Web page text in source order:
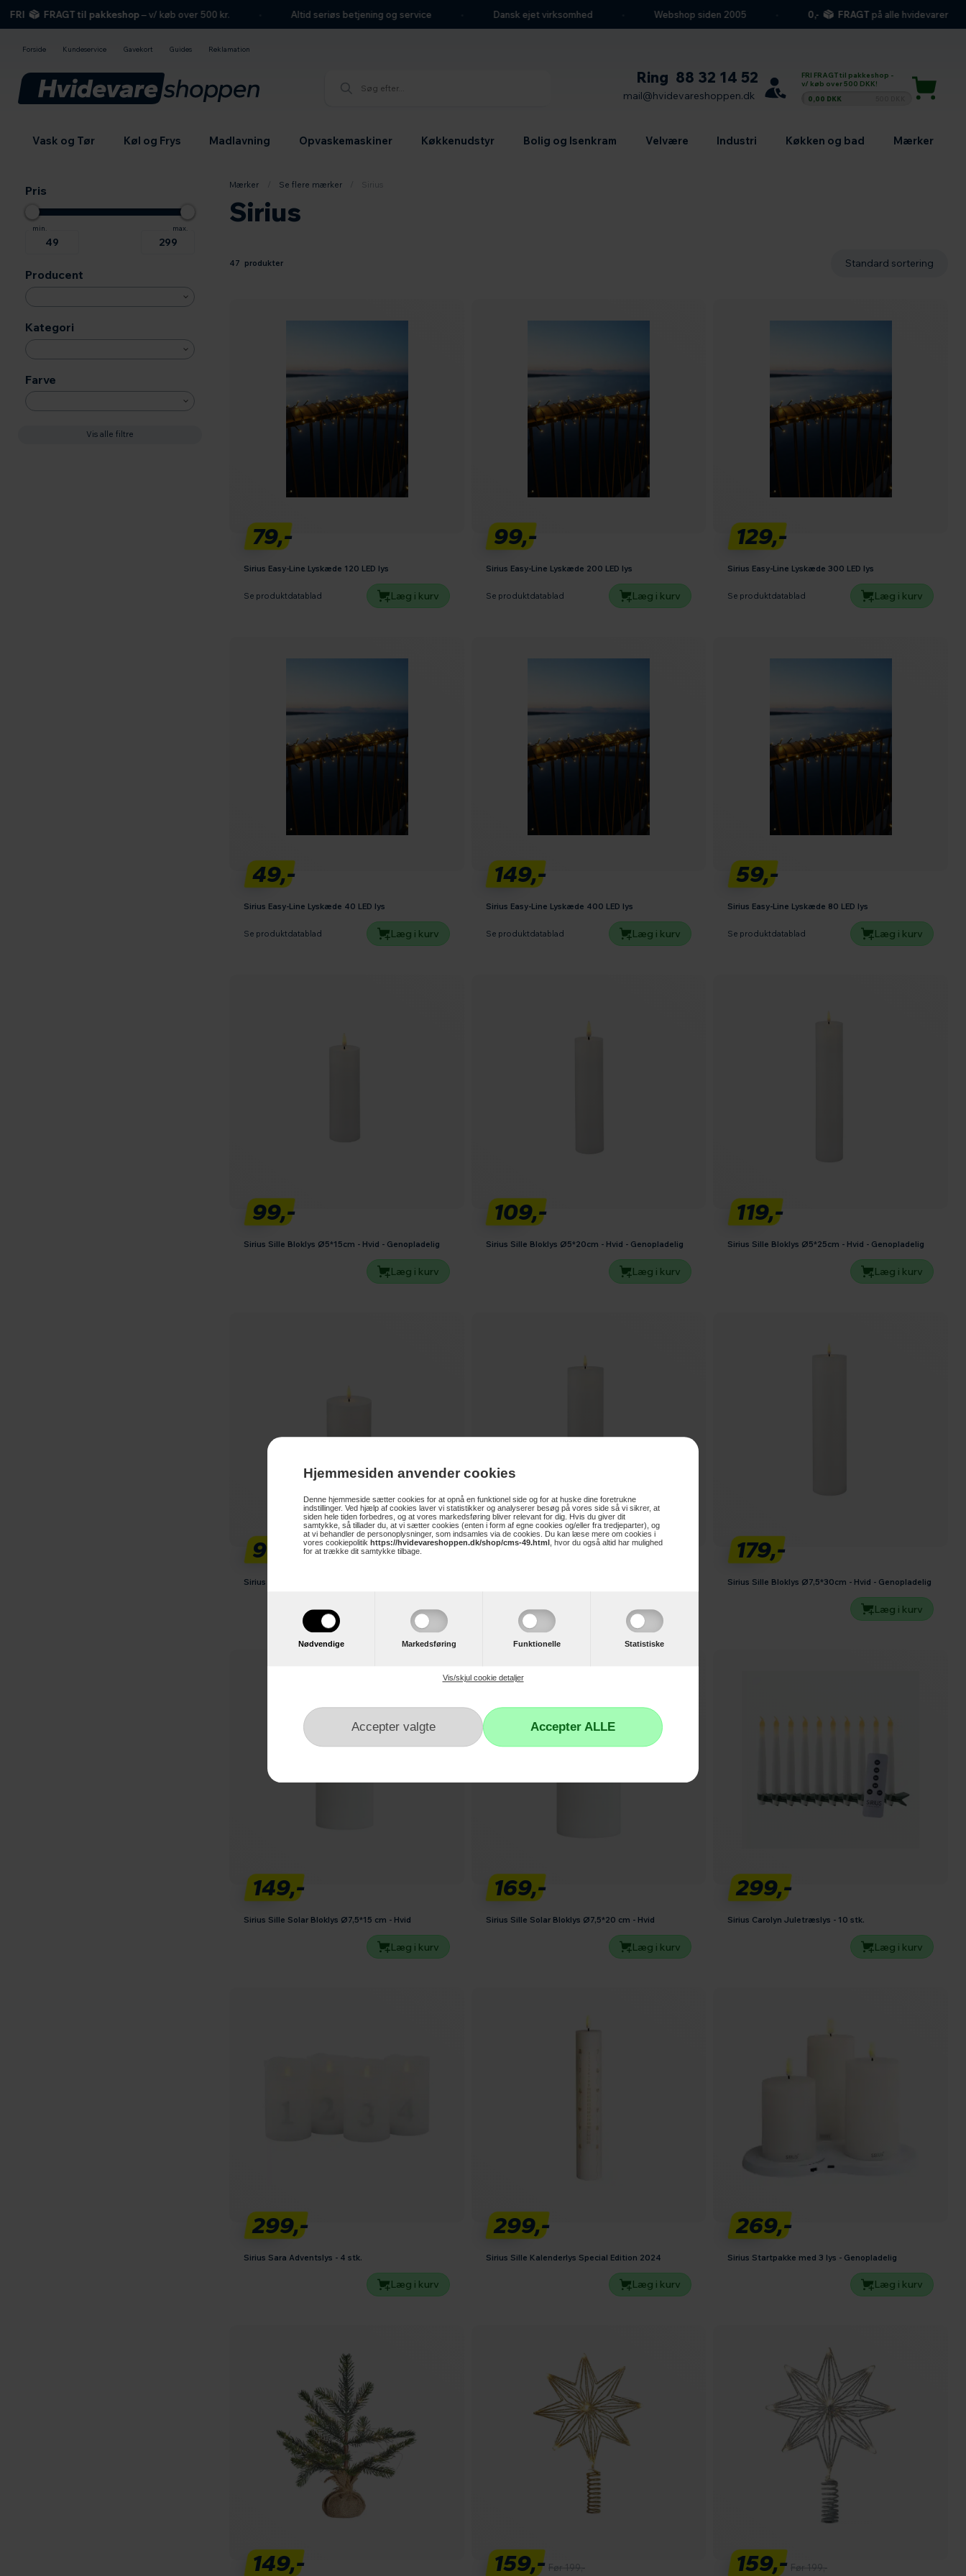
Hjemmesiden anvender cookies
Denne hjemmeside sætter cookies for at opnå en funktionel side og for at huske dine foretrukne
indstillinger. Ved hjælp af cookies laver vi statistikker og analyserer besøg på vores side så vi sikrer, at
siden hele tiden forbedres, og at vores markedsføring bliver relevant for dig. Hvis du giver dit
samtykke, så tillader du, at vi sætter cookies (enten i form af egne cookies og/eller fra tredjeparter), og
at vi behandler de personoplysninger, som indsamles via de cookies. Du kan læse mere om cookies i
vores cookiepolitik https://hvidevareshoppen.dk/shop/cms-49.html , hvor du også altid har mulighed
for at trække dit samtykke tilbage.
Nødvendige Markedsføring Funktionelle Statistiske
Vis/skjul cookie detaljer
FRAGT til pakkeshop– v/ køb over 500 kr. Altid seriøs betjening og service Dansk ejet virksomhed Webshop siden 2005 FRAGTpå alle hvidevarer
Forside Kundeservice Gavekort Guides Reklamation
Ring 88 32 14 52
mail@hvidevareshoppen.dk
FRI FRAGT til pakkeshop -
v/ køb over 500 DKK!
0,00 DKK
Vask og Tør Køl og Frys Madlavning Opvaskemaskiner Køkkenudstyr Bolig og Isenkram Velvære Industri Køkken og bad Mærker
Pris
Producent
Kategori
Farve
Vis alle filtre
Mærker Se flere mærker Sirius
Sirius
47 produkter
79,-
Sirius Easy-Line Lyskæde 120 LED lys
Se produktdatablad Læg i kurv
99,-
Sirius Easy-Line Lyskæde 200 LED lys
Se produktdatablad Læg i kurv
129,-
Sirius Easy-Line Lyskæde 300 LED lys
Se produktdatablad Læg i kurv
49,-
Sirius Easy-Line Lyskæde 40 LED lys
Se produktdatablad Læg i kurv
149,-
Sirius Easy-Line Lyskæde 400 LED lys
Se produktdatablad Læg i kurv
59,-
Sirius Easy-Line Lyskæde 80 LED lys
Se produktdatablad Læg i kurv
99,-
Sirius Sille Bloklys Ø5*15cm - Hvid - Genopladelig
Læg i kurv
109,-
Sirius Sille Bloklys Ø5*20cm - Hvid - Genopladelig
Læg i kurv
119,-
Sirius Sille Bloklys Ø5*25cm - Hvid - Genopladelig
Læg i kurv
99,-
Sirius Sille Bloklys Ø7,5*10cm - Hvid - Genopladelig
Læg i kurv
159,-
Læg i kurv
179,-
Sirius Sille Bloklys Ø7,5*30cm - Hvid - Genopladelig
Læg i kurv
149,-
Sirius Sille Solar Bloklys Ø7,5*15 cm - Hvid
Læg i kurv
169,-
Sirius Sille Solar Bloklys Ø7,5*20 cm - Hvid
Læg i kurv
299,-
Sirius Carolyn Juletræslys - 10 stk.
Læg i kurv
299,-
Sirius Sara Adventslys - 4 stk.
Læg i kurv
299,-
Sirius Sille Kalenderlys Special Edition 2024
Læg i kurv
269,-
Sirius Startpakke med 3 lys - Genopladelig
Læg i kurv
149,- 159,- Før 199,- 159,- Før 199,-